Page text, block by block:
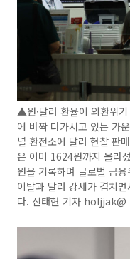
▲원·달러 환율이 외환위
에 바짝 다가서고 있는 가
널 환전소에 달러 현찰 판
은 이미 1624원까지 올라
원을 기록하며 글로벌 금
이탈과 달러 강세가 겹치
다. 신태현 기자 holjjak@